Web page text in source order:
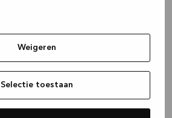
Weigeren
Selectie toestaan
(see the browser console for more
information).